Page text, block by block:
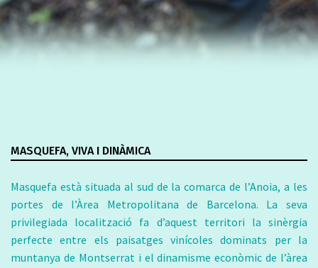
MASQUEFA, VIVA I DINÀMICA
Masquefa està situada al sud de la comarca de l’Anoia, a les
portes de l’Àrea Metropolitana de Barcelona. La seva
privilegiada localització fa d’aquest territori la sinèrgia
perfecte entre els paisatges vinícoles dominats per la
muntanya de Montserrat i el dinamisme econòmic de l’àrea